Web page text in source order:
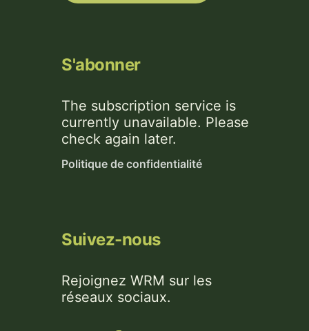
S'abonner
The subscription service is
currently unavailable. Please
check again later.
Politique de confidentialité
Suivez-nous
Rejoignez WRM sur les
réseaux sociaux.